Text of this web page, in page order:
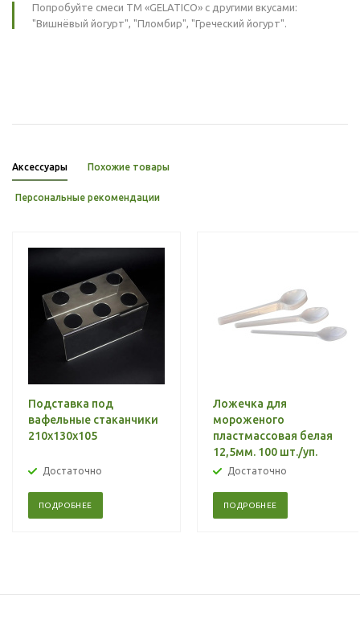
Попробуйте смеси ТМ «GELATIСO» с другими вкусами:
"Вишнёвый йогурт", "Пломбир", "Греческий йогурт".
Аксессуары Похожие товары
Персональные рекомендации
Подставка под
вафельные стаканчики
210х130x105
Достаточно
ПОДРОБНЕЕ
Ложечка для
мороженого
пластмассовая белая
12,5мм. 100 шт./уп.
Достаточно
ПОДРОБНЕЕ